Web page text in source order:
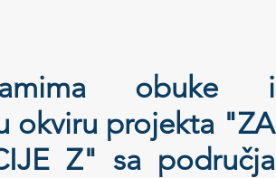
obuke i
okviru projekta "ZA
Z" sa područja